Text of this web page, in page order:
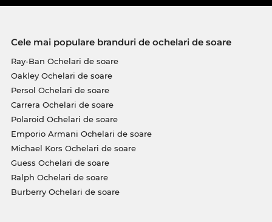
Cele mai populare branduri de ochelari de soare
Ray-Ban Ochelari de soare
Oakley Ochelari de soare
Persol Ochelari de soare
Carrera Ochelari de soare
Polaroid Ochelari de soare
Emporio Armani Ochelari de soare
Michael Kors Ochelari de soare
Guess Ochelari de soare
Ralph Ochelari de soare
Burberry Ochelari de soare